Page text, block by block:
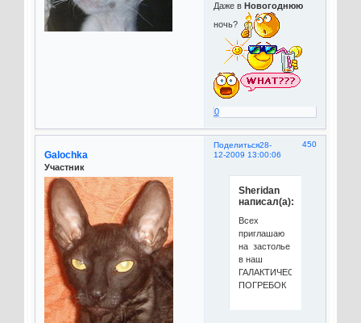
Даже в Новогоднюю
ночь?
0
Поделиться 450
28-
12-2009 13:00:06
Galochka
Участник
Sheridan
написал(а):
Всех
приглашаю
на застолье
в наш
ГАЛАКТИЧЕСКИЙ
ПОГРЕБОК